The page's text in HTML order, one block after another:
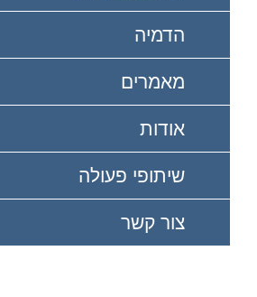
הדמיה
מאמרים
אודות
שיתופי פעולה
צור קשר